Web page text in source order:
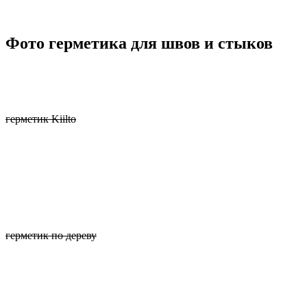
Фото герметика для швов и стыков
герметик Kiilto
герметик по дереву